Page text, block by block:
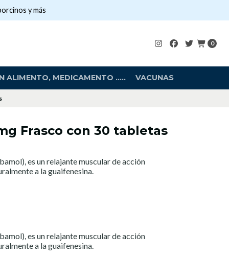
0
ALIMENTO, MEDICAMENTO ..... VACUNAS
y más
Frasco con 30 tabletas
es un relajante muscular de acción
a la guaifenesina.
es un relajante muscular de acción
a la guaifenesina.